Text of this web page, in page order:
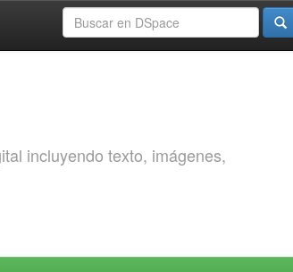
incluyendo texto, imágenes,